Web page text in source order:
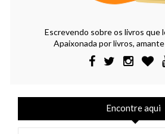
Escrevendo sobre os livros que
Apaixonada por livros,
Encontre aqui